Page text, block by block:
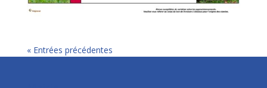
« Entrées précédentes